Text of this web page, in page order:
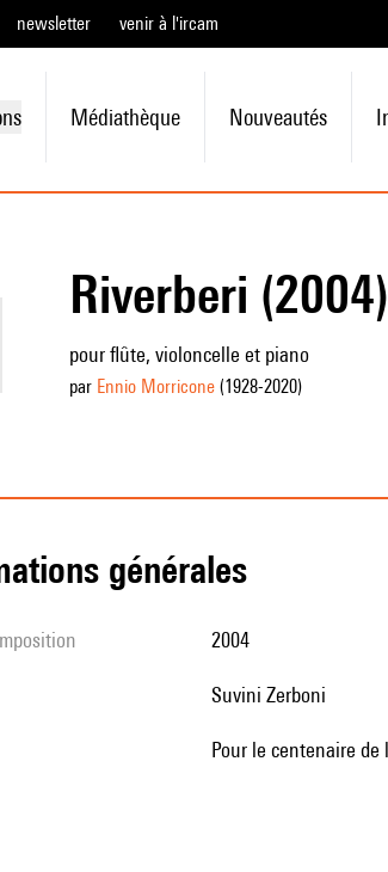
newsletter venir à l'ircam
Médiathèque Nouveautés
Riverberi (2004)
pour flûte, violoncelle et piano
par Ennio Morricone(1928-2020)
générales
2004
Suvini Zerboni
Pour le centenaire